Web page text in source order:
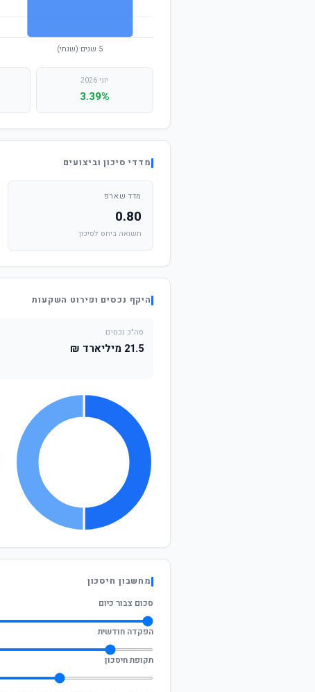
יוני 2026
3.39%
מדדי סיכון וביצועים
מדד שארפ
0.80
תשואה ביחס לסיכון
היקף נכסים ופירוט השקעות
סה"כ נכסים
21.5 מיליארד ₪
מחשבון חיסכון
סכום צבור כיום
הפקדה חודשית
תקופת חיסכון